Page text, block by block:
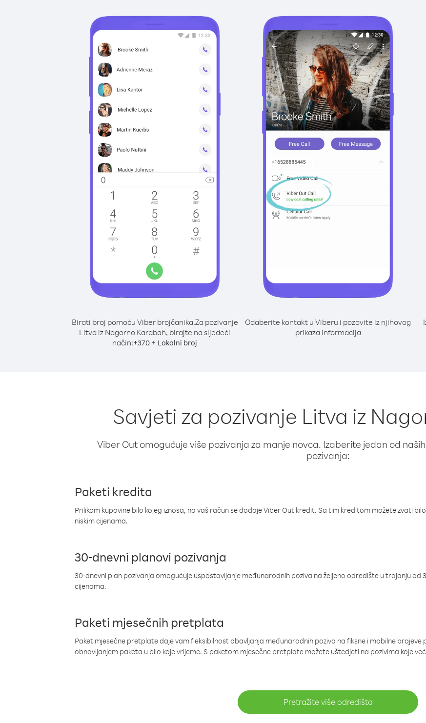
Birati broj pomoću Viber brojčanika.Za pozivanje
Litva iz Nagorno Karabah, birajte na sljedeći
način:+370 + Lokalni broj
Odaberite kontakt u Viberu i pozovite iz njihovog
prikaza informacija
Savjeti za pozivanje Litva iz
Viber Out omogućuje više pozivanja za manje novca. Izaberite jedan od
pozivanja:
Paketi kredita
Prilikom kupovine bilo kojeg iznosa, na vaš račun se dodaje Viber Out kredit. Sa tim kreditom možete zvati
niskim cijenama.
30-dnevni planovi pozivanja
30-dnevni plan pozivanja omogućuje uspostavljanje međunarodnih poziva na željeno odredište u trajanju od
cijenama.
Paketi mjesečnih pretplata
Paket mjesečne pretplate daje vam fleksibilnost obavljanja međunarodnih poziva na fiksne i mobilne brojeve
obnavljanjem paketa u bilo koje vrijeme. S paketom mjesečne pretplate možete uštedjeti na pozivima koje
Pretražite više odredišta